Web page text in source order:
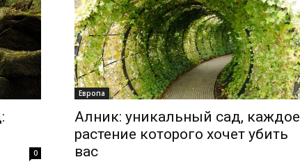
0
Европа
Алник: уникальный сад, каждое
растение которого хочет убить
вас